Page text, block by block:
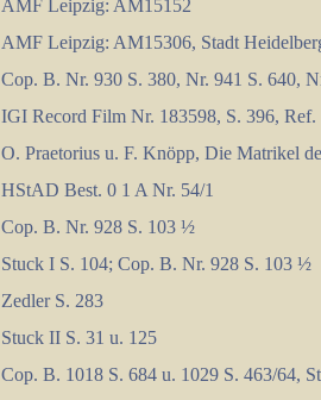
AMF Leipzig: AM15152
AMF Leipzig: AM15306, Stadt
Cop. B. Nr. 930 S. 380, Nr. 941 S. 640,
IGI Record Film Nr. 183598, S. 396,
O. Praetorius u. F. Knöpp, Die Matrikel
HStAD Best. 0 1 A Nr. 54/1
Cop. B. Nr. 928 S. 103 ½
Stuck I S. 104; Cop. B. Nr. 928 S. 103 ½
Zedler S. 283
Stuck II S. 31 u. 125
Cop. B. 1018 S. 684 u. 1029 S. 463/64,